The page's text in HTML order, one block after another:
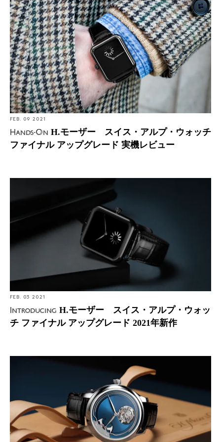
Hands-On: H.モーザー スイス・アルプ・ウォッチ ファ
イナル アップグレード 実機レビュー
FEB. 09 2021
Hands-On H.モーザー スイス・アルプ・ウォッチ
ファイナル アップグレード 実機レビュー
ァイナル アップグレード 2021年新作
FEB. 03 2021
Introducing H.モーザー スイス・アルプ・ウォッ
チ ファイナル アップグレード 2021年新作
Introducing: H.モーザー エンデバー・コンセプト ミニ
ッツリピーター トゥールビヨン 2021年新作